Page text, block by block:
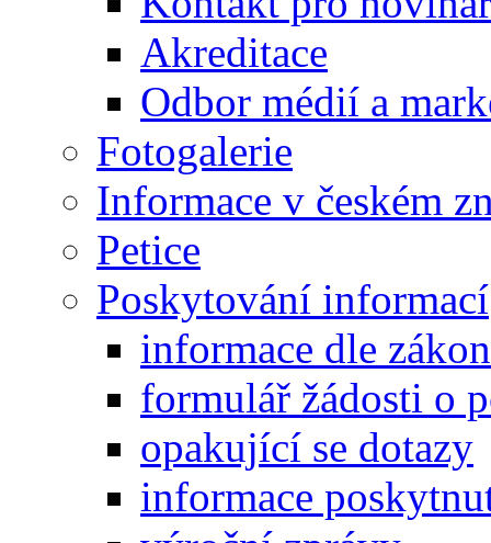
Akreditace
Odbor médií a
Fotogalerie
Informace v českém
Petice
Poskytování informací
informace dle
formulář žádosti o
opakující se dotazy
informace